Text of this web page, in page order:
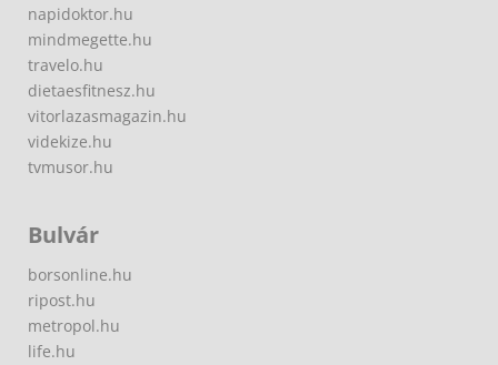
napidoktor.hu
mindmegette.hu
travelo.hu
dietaesfitnesz.hu
vitorlazasmagazin.hu
videkize.hu
tvmusor.hu
Bulvár
borsonline.hu
ripost.hu
metropol.hu
life.hu